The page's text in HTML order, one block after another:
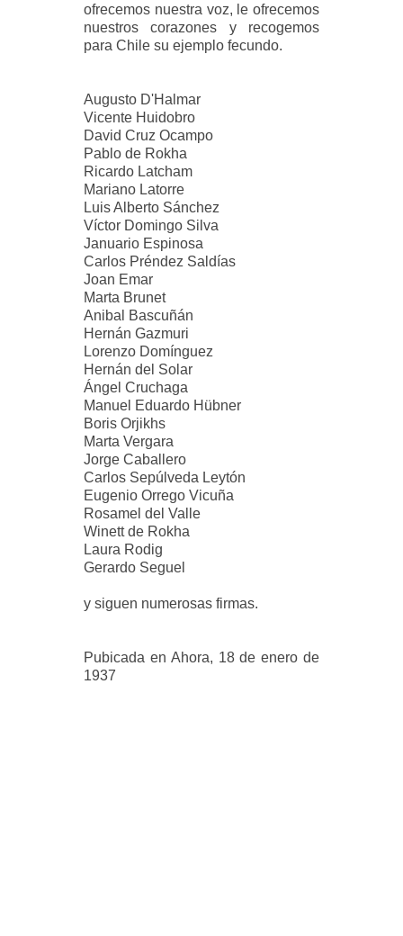
ofrecemos nuestra voz, le ofrecemos
nuestros corazones y recogemos
para Chile su ejemplo fecundo.
Augusto D'Halmar
Vicente Huidobro
David Cruz Ocampo
Pablo de Rokha
Ricardo Latcham
Mariano Latorre
Luis Alberto Sánchez
Víctor Domingo Silva
Januario Espinosa
Carlos Préndez Saldías
Joan Emar
Marta Brunet
Anibal Bascuñán
Hernán Gazmuri
Lorenzo Domínguez
Hernán del Solar
Ángel Cruchaga
Manuel Eduardo Hübner
Boris Orjikhs
Marta Vergara
Jorge Caballero
Carlos Sepúlveda Leytón
Eugenio Orrego Vicuña
Rosamel del Valle
Winett de Rokha
Laura Rodig
Gerardo Seguel
y siguen numerosas firmas.
Pubicada en Ahora, 18 de enero de
1937